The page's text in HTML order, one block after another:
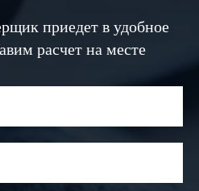
приедет в удобное
расчет на месте